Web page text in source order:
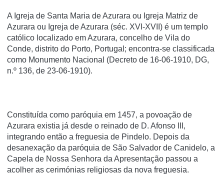
A Igreja de Santa Maria de Azurara ou Igreja Matriz de
Azurara ou Igreja de Azurara (séc. XVI-XVII) é um templo
católico localizado em Azurara, concelho de Vila do
Conde, distrito do Porto, Portugal; encontra-se classificada
como Monumento Nacional (Decreto de 16-06-1910, DG,
n.º 136, de 23-06-1910).
Constituída como paróquia em 1457, a povoação de
Azurara existia já desde o reinado de D. Afonso III,
integrando então a freguesia de Pindelo. Depois da
desanexação da paróquia de São Salvador de Canidelo, a
Capela de Nossa Senhora da Apresentação passou a
acolher as cerimónias religiosas da nova freguesia.